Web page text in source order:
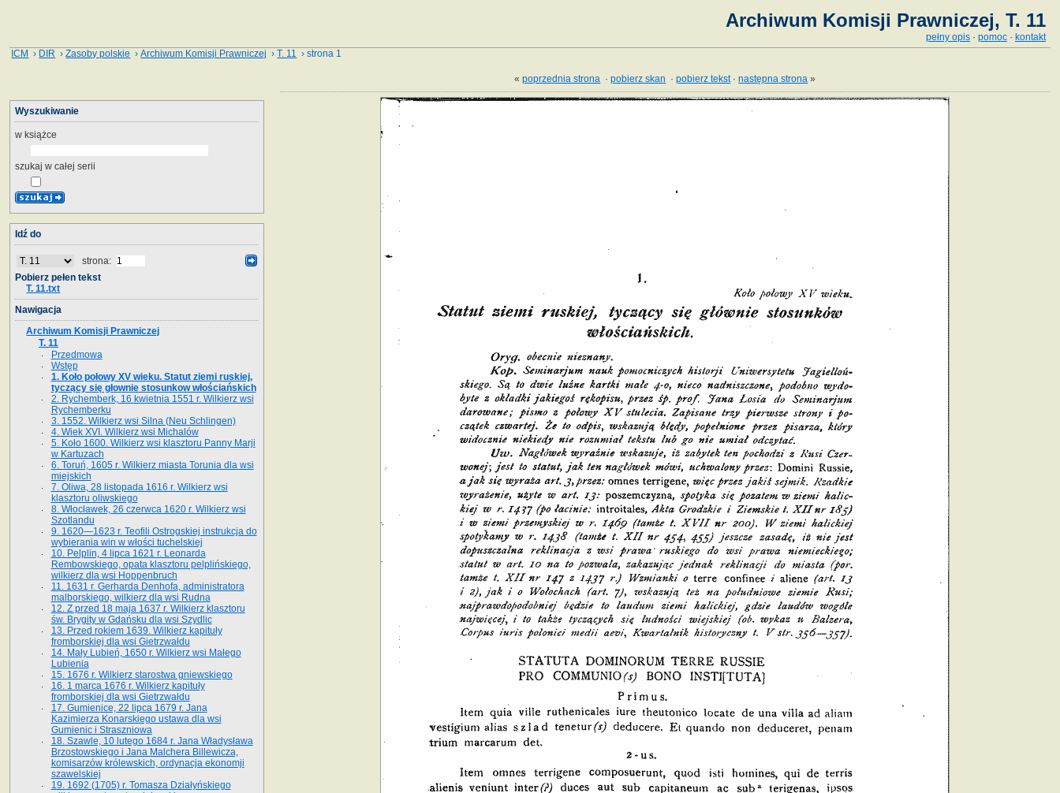
Archiwum Komisji Prawniczej, T. 11
pełny opis · pomoc · kontakt
ICM › DIR ›Zasoby polskie ›Archiwum Komisji Prawniczej ›T. 11 › strona 1
«poprzednia strona ·pobierz skan ·pobierz tekst·następna strona »
Wyszukiwanie
w książce
szukaj w całej serii
Idź do
strona:
Pobierz pełen tekst
T. 11.txt
Nawigacja
Archiwum Komisji Prawniczej
T. 11
Przedmowa
Wstęp
1. Koło połowy XV wieku. Statut ziemi ruskiej,
tyczący się głownie stosunkow włościańskich
2. Rychemberk, 16 kwietnia 1551 r. Wilkierz wsi
Rychemberku
3. 1552. Wilkierz wsi Silna (Neu Schlingen)
4. Wiek XVI. Wilkierz wsi Michalów
5. Koło 1600. Wilkierz wsi klasztoru Panny Marji
w Kartuzach
6. Toruń, 1605 r. Wilkierz miasta Torunia dla wsi
miejskich
7. Oliwa, 28 listopada 1616 r. Wilkierz wsi
klasztoru oliwskiego
8. Włocławek, 26 czerwca 1620 r. Wilkierz wsi
Szotlandu
9. 1620—1623 r. Teofili Ostrogskiej instrukcja do
wybierania win w włości tuchelskiej
10. Pelplin, 4 lipca 1621 r. Leonarda
Rembowskiego, opata klasztoru pelplińskiego,
wilkierz dla wsi Hoppenbruch
11. 1631 r. Gerharda Denhofa, administratora
malborskiego, wilkierz dla wsi Rudna
12. Z przed 18 maja 1637 r. Wilkierz klasztoru
św. Brygity w Gdańsku dla wsi Szydlic
13. Przed rokiem 1639. Wilkierz kapituły
fromborskiej dla wsi Gietrzwałdu
14. Mały Lubień, 1650 r. Wilkierz wsi Małego
Lubienia
15. 1676 r. Wilkierz starostwa gniewskiego
16. 1 marca 1676 r. Wilkierz kapituły
fromborskiej dla wsi Gietrzwałdu
17. Gumienice, 22 lipca 1679 r. Jana
Kazimierza Konarskiego ustawa dla wsi
Gumienic i Straszniowa
18. Szawle, 10 lutego 1684 r. Jana Władysława
Brzostowskiego i Jana Malchera Billewicza,
komisarzów królewskich, ordynacja ekonomji
szawelskiej
19. 1692 (1705) r. Tomasza Działyńskiego